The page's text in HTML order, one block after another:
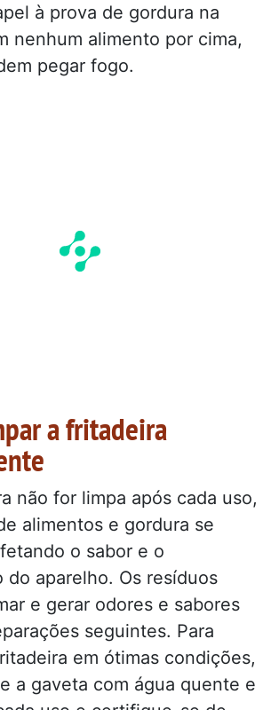
à prova de gordura na
nenhum alimento por cima,
pegar fogo.
a fritadeira
não for limpa após cada uso,
alimentos e gordura se
o sabor e o
do aparelho. Os resíduos
e gerar odores e sabores
seguintes. Para
em ótimas condições,
a gaveta com água quente e